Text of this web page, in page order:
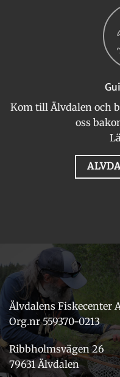
Kom till Älvdalen och
oss
Älvdalens Fiskecenter
Org.nr 559370-0213
Ribbholmsvägen 26
79631 Älvdalen